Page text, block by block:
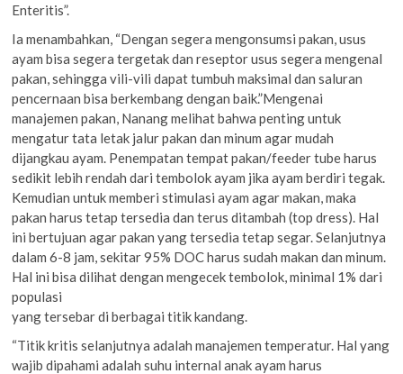
Enteritis”.
Ia menambahkan, “Dengan segera mengonsumsi pakan, usus
ayam bisa segera tergetak dan reseptor usus segera mengenal
pakan, sehingga vili-vili dapat tumbuh maksimal dan saluran
pencernaan bisa berkembang dengan baik.”Mengenai
manajemen pakan, Nanang melihat bahwa penting untuk
mengatur tata letak jalur pakan dan minum agar mudah
dijangkau ayam. Penempatan tempat pakan/feeder tube harus
sedikit lebih rendah dari tembolok ayam jika ayam berdiri tegak.
Kemudian untuk memberi stimulasi ayam agar makan, maka
pakan harus tetap tersedia dan terus ditambah (top dress). Hal
ini bertujuan agar pakan yang tersedia tetap segar. Selanjutnya
dalam 6-8 jam, sekitar 95% DOC harus sudah makan dan minum.
Hal ini bisa dilihat dengan mengecek tembolok, minimal 1% dari
populasi
yang tersebar di berbagai titik kandang.
“Titik kritis selanjutnya adalah manajemen temperatur. Hal yang
wajib dipahami adalah suhu internal anak ayam harus